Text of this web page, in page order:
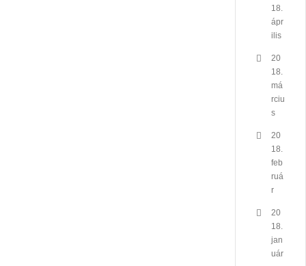
18.
ápr
ilis
20
18.
má
rciu
s
20
18.
feb
ruá
r
20
18.
jan
uár